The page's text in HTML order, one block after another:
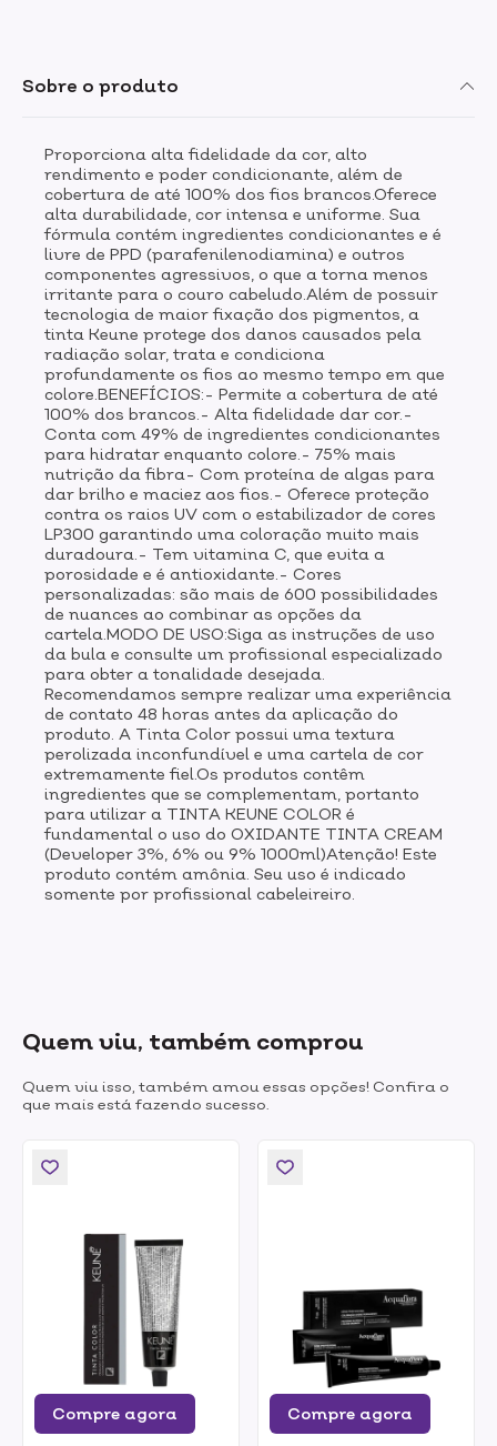
bula e consulte um profissional especializado para
aplicação do produto. A Tinta Color possui uma
textura perolizada inconfundível e uma cartela de cor
extremamente fiel.Os produtos contêm ingredientes
que se complementam, portanto para utilizar a TINTA
KEUNE COLOR é fundamental o uso do OXIDANTE
TINTA CREAM (Developer 3%, 6% ou 9%
1000ml)Atenção! Este produto contém amônia. Seu uso
é indicado somente por profissional cabeleireiro.
Sobre o produto
Proporciona alta fidelidade da cor, alto
rendimento e poder condicionante, além de
cobertura de até 100% dos fios brancos.Oferece
alta durabilidade, cor intensa e uniforme. Sua
fórmula contém ingredientes condicionantes e é
livre de PPD (parafenilenodiamina) e outros
componentes agressivos, o que a torna menos
irritante para o couro cabeludo.Além de possuir
tecnologia de maior fixação dos pigmentos, a
tinta Keune protege dos danos causados pela
radiação solar, trata e condiciona
profundamente os fios ao mesmo tempo em que
colore.BENEFÍCIOS:- Permite a cobertura de até
100% dos brancos.- Alta fidelidade dar cor.-
Conta com 49% de ingredientes condicionantes
para hidratar enquanto colore.- 75% mais
nutrição da fibra- Com proteína de algas para
dar brilho e maciez aos fios.- Oferece proteção
contra os raios UV com o estabilizador de cores
LP300 garantindo uma coloração muito mais
duradoura.- Tem vitamina C, que evita a
porosidade e é antioxidante.- Cores
personalizadas: são mais de 600 possibilidades
de nuances ao combinar as opções da
cartela.MODO DE USO:Siga as instruções de uso
da bula e consulte um profissional especializado
para obter a tonalidade desejada.
Recomendamos sempre realizar uma experiência
de contato 48 horas antes da aplicação do
produto. A Tinta Color possui uma textura
perolizada inconfundível e uma cartela de cor
extremamente fiel.Os produtos contêm
ingredientes que se complementam, portanto
para utilizar a TINTA KEUNE COLOR é
fundamental o uso do OXIDANTE TINTA CREAM
(Developer 3%, 6% ou 9% 1000ml)Atenção! Este
produto contém amônia. Seu uso é indicado
somente por profissional cabeleireiro.
Quem viu, também comprou
Quem viu isso, também amou essas opções! Confira o
que mais está fazendo sucesso.
Compre agora Compre agora